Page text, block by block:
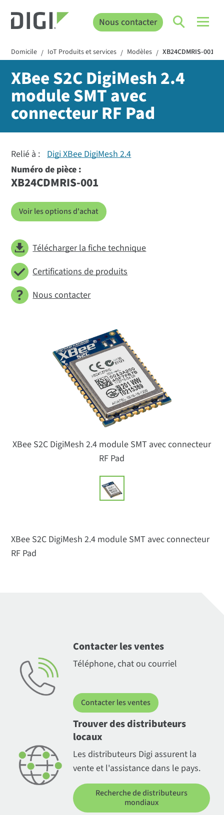
Nous contacter
Domicile / IoT Produits et services / Modèles / XB24CDMRIS-001
XBee S2C DigiMesh 2.4
module SMT avec
connecteur RF Pad
Relié à : Digi XBee DigiMesh 2.4
XBee S2C DigiMesh 2.4 module SMT avec connecteur
RF Pad
Numéro de pièce :
XB24CDMRIS-001
Voir les options d'achat
Télécharger la fiche technique
Certifications de produits
Nous contacter
XBee S2C DigiMesh 2.4 module SMT avec connecteur
RF Pad
Contacter les ventes
Téléphone, chat ou courriel
Contacter les ventes
Trouver des distributeurs
locaux
Les distributeurs Digi assurent la
vente et l'assistance dans le pays.
Recherche de distributeurs
mondiaux